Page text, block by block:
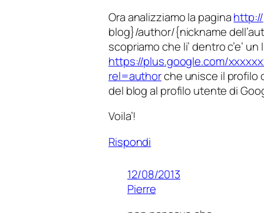
Ora analizziamo la paginahttp://
blog}/author/{nickname
scopriamo che li’ dentro c’e’ un
https://plus.google.com/
rel=authorche unisce il profilo
del blog al profilo utente di
Voila’!
Rispondi
12/08/2013
Pierre